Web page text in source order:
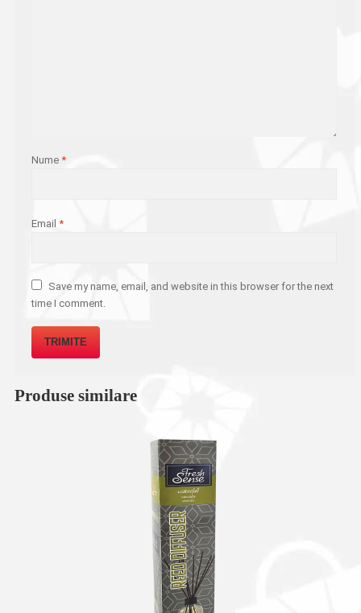
Nume*
Email*
Save my name, email, and website in this browser for the next
time I comment.
Produse similare